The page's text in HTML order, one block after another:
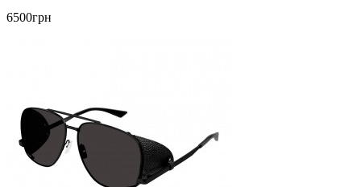
6500грн